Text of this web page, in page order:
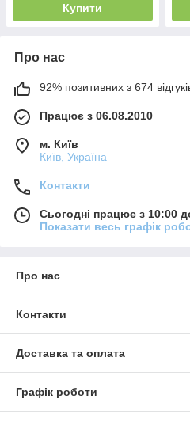
Купити
Про нас
92% позитивних з 674
Працює з 06.08.2010
м. Київ
Київ, Україна
Контакти
Сьогодні працює з 10:00
Показати весь графік
Про нас
Контакти
Доставка та оплата
Графік роботи